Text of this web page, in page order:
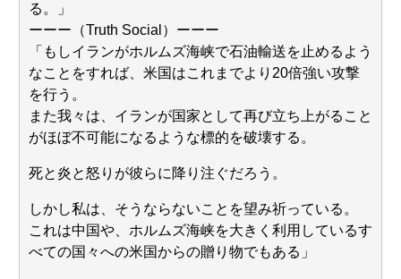
る。」
ーーー（Truth Social）ーーー
「もしイランがホルムズ海峡で石油輸送を止めるよう
なことをすれば、米国はこれまでより20倍強い攻撃
を行う。
また我々は、イランが国家として再び立ち上がること
がほぼ不可能になるような標的を破壊する。
死と炎と怒りが彼らに降り注ぐだろう。
しかし私は、そうならないことを望み祈っている。
これは中国や、ホルムズ海峡を大きく利用しているす
べての国々への米国からの贈り物でもある」